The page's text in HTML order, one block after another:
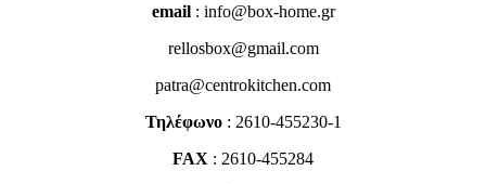
email: info@box-home.gr
rellosbox@gmail.com
patra@centrokitchen.com
Τηλέφωνο: 2610-455230-1
FAX : 2610-455284